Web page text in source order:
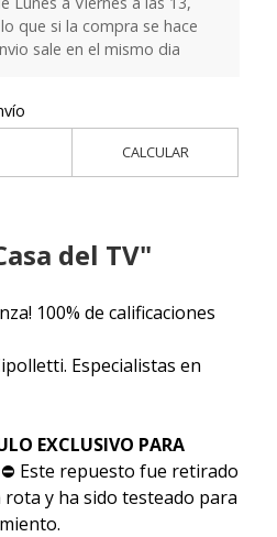
que si la compra se hace
sale en el mismo dia
CALCULAR
del TV"
100% de calificaciones
Especialistas en
EXCLUSIVO PARA
⛔ Este repuesto fue retirado
y ha sido testeado para